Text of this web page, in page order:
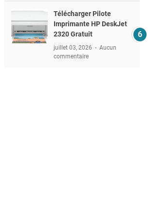
Télécharger Pilote
Imprimante HP DeskJet
2320 Gratuit
juillet 03, 2026
Aucun
commentaire